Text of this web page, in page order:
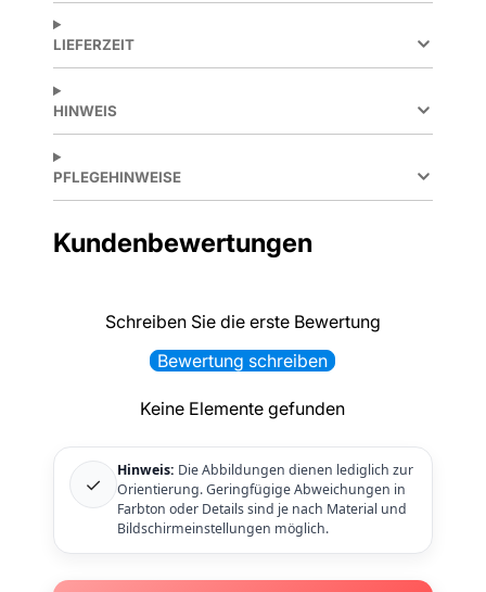
LIEFERZEIT
HINWEIS
PFLEGEHINWEISE
Kundenbewertungen
Schreiben Sie die erste Bewertung
Bewertung schreiben
Keine Elemente gefunden
✓
Hinweis: Die Abbildungen dienen lediglich zur
Orientierung. Geringfügige Abweichungen in
Farbton oder Details sind je nach Material und
Bildschirmeinstellungen möglich.